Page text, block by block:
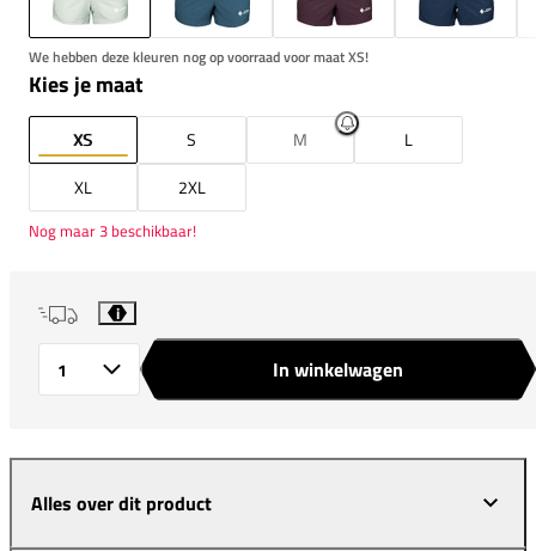
We hebben deze kleuren nog op voorraad voor maat XS!
Kies je maat
XS S M
L
XL
2XL
Nog maar 3 beschikbaar!
i
In winkelwagen
Alles over dit product